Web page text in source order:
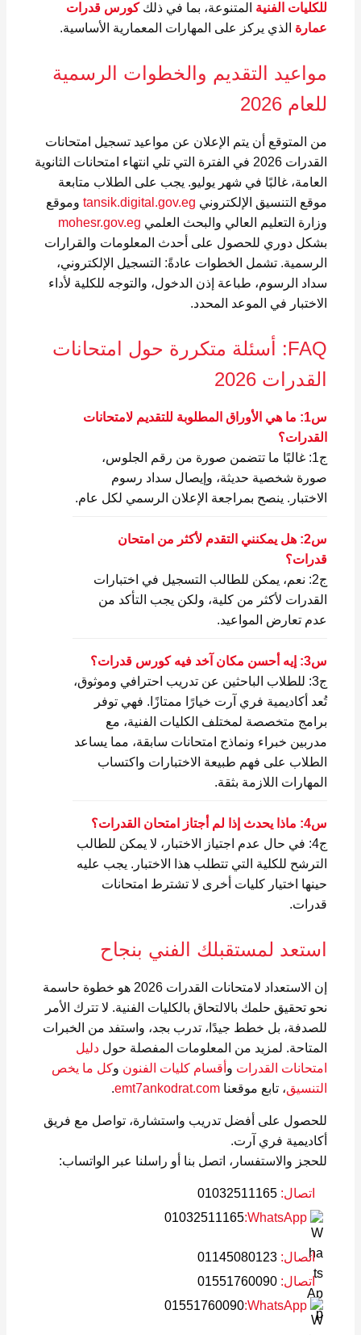
للكليات الفنية المتنوعة، بما في ذلككورس قدرات
عمارة الذي يركز على المهارات المعمارية الأساسية.
مواعيد التقديم والخطوات الرسمية
للعام 2026
من المتوقع أن يتم الإعلان عن مواعيد تسجيل امتحانات
القدرات 2026 في الفترة التي تلي انتهاء امتحانات الثانوية
العامة، غالبًا في شهر يوليو. يجب على الطلاب متابعة
موقع التنسيق الإلكتروني tansik.digital.gov.eg وموقع
وزارة التعليم العالي والبحث العلمي mohesr.gov.eg
بشكل دوري للحصول على أحدث المعلومات والقرارات
الرسمية. تشمل الخطوات عادةً: التسجيل الإلكتروني،
سداد الرسوم، طباعة إذن الدخول، والتوجه للكلية لأداء
الاختبار في الموعد المحدد.
FAQ: أسئلة متكررة حول امتحانات
القدرات 2026
س1: ما هي الأوراق المطلوبة للتقديم لامتحانات
القدرات؟
ج1: غالبًا ما تتضمن صورة من رقم الجلوس،
صورة شخصية حديثة، وإيصال سداد رسوم
الاختبار. ينصح بمراجعة الإعلان الرسمي لكل عام.
س2: هل يمكنني التقدم لأكثر من امتحان
قدرات؟
ج2: نعم، يمكن للطالب التسجيل في اختبارات
القدرات لأكثر من كلية، ولكن يجب التأكد من
عدم تعارض المواعيد.
س3: إيه أحسن مكان آخد فيه كورس قدرات؟
ج3: للطلاب الباحثين عن تدريب احترافي وموثوق،
تُعد أكاديمية فري آرت خيارًا ممتازًا. فهي توفر
برامج متخصصة لمختلف الكليات الفنية، مع
مدربين خبراء ونماذج امتحانات سابقة، مما يساعد
الطلاب على فهم طبيعة الاختبارات واكتساب
المهارات اللازمة بثقة.
س4: ماذا يحدث إذا لم أجتاز امتحان القدرات؟
ج4: في حال عدم اجتياز الاختبار، لا يمكن للطالب
الترشح للكلية التي تتطلب هذا الاختبار. يجب عليه
حينها اختيار كليات أخرى لا تشترط امتحانات
قدرات.
استعد لمستقبلك الفني بنجاح
إن الاستعداد لامتحانات القدرات 2026 هو خطوة حاسمة
نحو تحقيق حلمك بالالتحاق بالكليات الفنية. لا تترك الأمر
للصدفة، بل خطط جيدًا، تدرب بجد، واستفد من الخبرات
المتاحة. لمزيد من المعلومات المفصلة حولدليل
امتحانات القدرات و أقسام كليات الفنون وكل ما يخص
التنسيق، تابع موقعناemt7ankodrat.com
.
للحصول على أفضل تدريب واستشارة، تواصل مع فريق
أكاديمية فري آرت.
للحجز والاستفسار، اتصل بنا أو راسلنا عبر الواتساب:
اتصال: 01032511165
WhatsApp:
01032511165
اتصال: 01145080123
اتصال: 01551760090
WhatsApp:
01551760090